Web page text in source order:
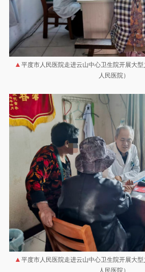
平度市人民医院走进云山中心卫生院开展大
人民医院）
平度市人民医院走进云山中心卫生院开展大